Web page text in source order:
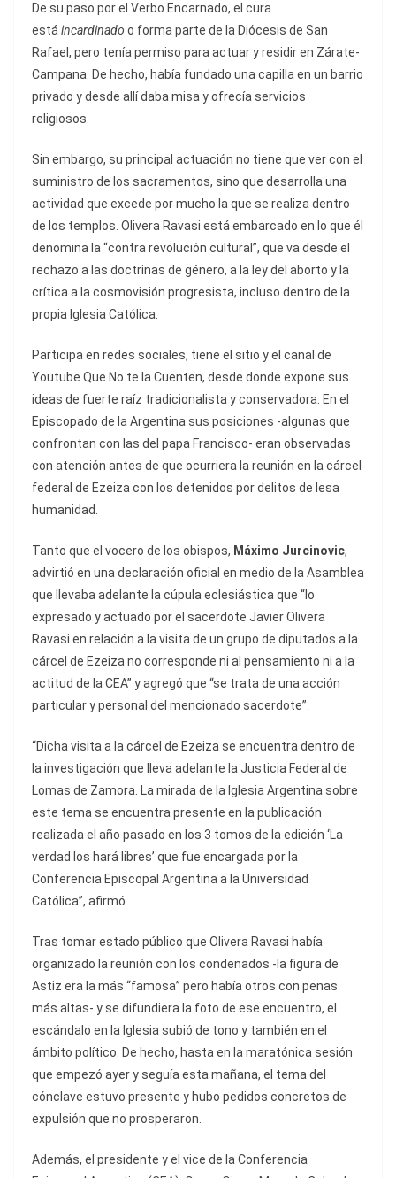
De su paso por el Verbo Encarnado, el cura
estáincardinado o forma parte de la Diócesis de San
Rafael, pero tenía permiso para actuar y residir en Zárate-
Campana. De hecho, había fundado una capilla en un barrio
privado y desde allí daba misa y ofrecía servicios
religiosos.
Sin embargo, su principal actuación no tiene que ver con el
suministro de los sacramentos, sino que desarrolla una
actividad que excede por mucho la que se realiza dentro
de los templos. Olivera Ravasi está embarcado en lo que él
denomina la “contra revolución cultural”, que va desde el
rechazo a las doctrinas de género, a la ley del aborto y la
crítica a la cosmovisión progresista, incluso dentro de la
propia Iglesia Católica.
Participa en redes sociales, tiene el sitio y el canal de
Youtube Que No te la Cuenten, desde donde expone sus
ideas de fuerte raíz tradicionalista y conservadora. En el
Episcopado de la Argentina sus posiciones -algunas que
confrontan con las del papa Francisco- eran observadas
con atención antes de que ocurriera la reunión en la cárcel
federal de Ezeiza con los detenidos por delitos de lesa
humanidad.
Tanto que el vocero de los obispos, Máximo Jurcinovic,
advirtió en una declaración oficial en medio de la Asamblea
que llevaba adelante la cúpula eclesiástica que “lo
expresado y actuado por el sacerdote Javier Olivera
Ravasi en relación a la visita de un grupo de diputados a la
cárcel de Ezeiza no corresponde ni al pensamiento ni a la
actitud de la CEA” y agregó que “se trata de una acción
particular y personal del mencionado sacerdote”.
“Dicha visita a la cárcel de Ezeiza se encuentra dentro de
la investigación que lleva adelante la Justicia Federal de
Lomas de Zamora. La mirada de la Iglesia Argentina sobre
este tema se encuentra presente en la publicación
realizada el año pasado en los 3 tomos de la edición ‘La
verdad los hará libres’ que fue encargada por la
Conferencia Episcopal Argentina a la Universidad
Católica”, afirmó.
Tras tomar estado público que Olivera Ravasi había
organizado la reunión con los condenados -la figura de
Astiz era la más “famosa” pero había otros con penas
más altas- y se difundiera la foto de ese encuentro, el
escándalo en la Iglesia subió de tono y también en el
ámbito político. De hecho, hasta en la maratónica sesión
que empezó ayer y seguía esta mañana, el tema del
cónclave estuvo presente y hubo pedidos concretos de
expulsión que no prosperaron.
Además, el presidente y el vice de la Conferencia